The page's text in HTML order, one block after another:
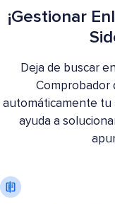
¡Gestionar
Deja de buscar
Comprobador
automáticamente tu
ayuda a